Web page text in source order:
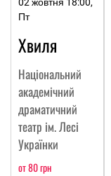
02 жовтня 18:00,
Пт
Хвиля
Національний
академічний
драматичний
театр ім. Лесі
Українки
от 80 грн